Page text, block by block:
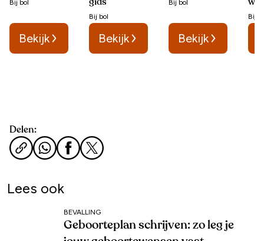
Bij bol
Bekijk
Bij bol
Bekijk
Bij bol
Bekijk
Bij
Delen:
Lees ook
BEVALLING
Geboorteplan schrijven: zo leg je